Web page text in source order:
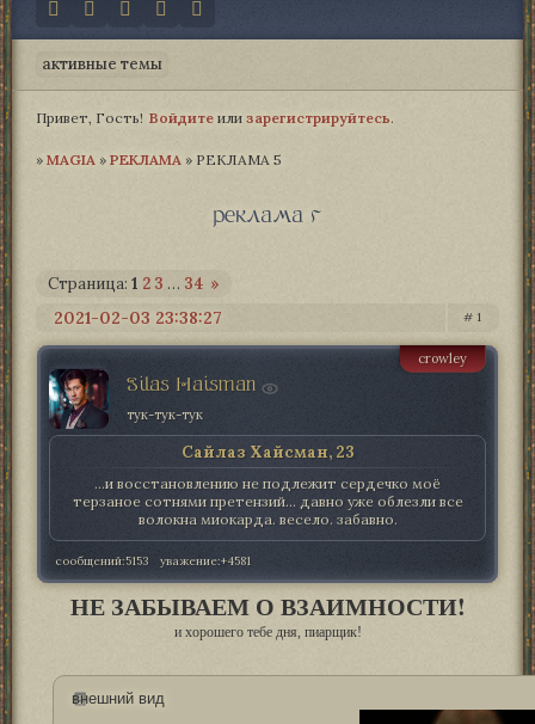
активные темы
Привет, Гость! Войдите или зарегистрируйтесь.
» MAGIA­ » РЕКЛАМА » РЕКЛАМА 5
реклама 5
Страница: 1 2 3 … 34 »
1
2021-02-03 23:38:27
Silas Haisman
crowley
тук-тук-тук
Сайлаз Хайсман, 23
...и восстановлению не подлежит сердечко моё
терзаное сотнями претензий... давно уже облезли все
волокна миокарда. весело. забавно.
сообщений:5153 уважение:+4581
НЕ ЗАБЫВАЕМ О ВЗАИМНОСТИ!
и хорошего тебе дня, пиарщик!
внешний вид